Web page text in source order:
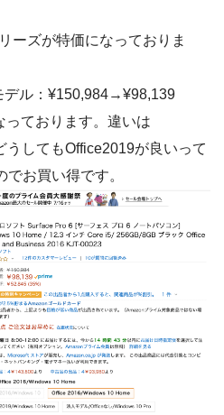
ーズが特価になっておりま
デル：¥150,984→¥98,139
っております。違いは
してもOffice2019が良いって
お買い得です。